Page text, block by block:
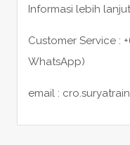
Informasi lebih lanjut
Customer Service :
WhatsApp)
email :